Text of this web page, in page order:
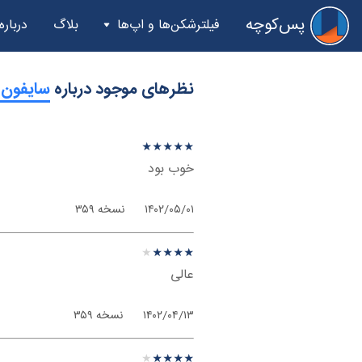
پس‌کوچه فیلترشکن‌ها و اپ‌ها بلاگ
نظرهای موجود درباره
نظر درباره ‫سایفون - اندروید
★★★★★
★
★
★
★
★
خوب بود
۱۴۰۲/۰۵/۰۱ نسخه ۳۵۹
نظر درباره ‫سایفون - اندروید
★★★★★
★
★
★
★
★
عالی
۱۴۰۲/۰۴/۱۳ نسخه ۳۵۹
نظر درباره ‫سایفون - اندروید